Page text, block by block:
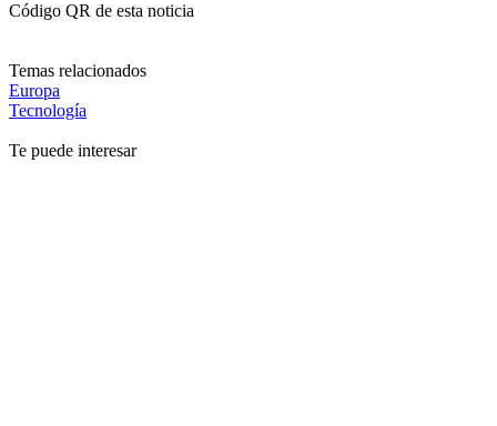
Código QR de esta noticia
Temas relacionados
Europa
Tecnología
Te puede interesar